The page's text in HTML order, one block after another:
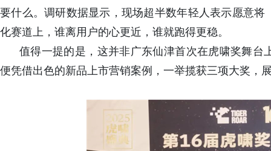
要什么。调研数据显示，现场超半数年轻人表示愿意
化赛道上，谁离用户的心更近，谁就跑得更稳。
值得一提的是，这并非广东仙津首次在虎啸奖舞
便凭借出色的新品上市营销案例，一举揽获三项大奖，